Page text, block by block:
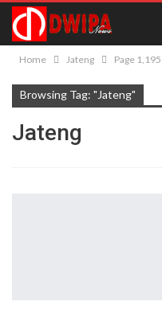
Home Jateng Page 1,195
Browsing Tag: "Jateng"
Jateng